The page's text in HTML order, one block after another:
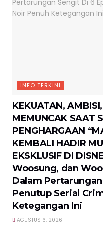
INFO TERKINI
KEKUATAN,
MEMUNCAK SAAT
PENGHARGAAN
KEMBALI HADIR
EKSKLUSIF DI
Woosung, dan
Dalam
Penutup Serial
Ketegangan Ini
AGUSTUS 6, 2026